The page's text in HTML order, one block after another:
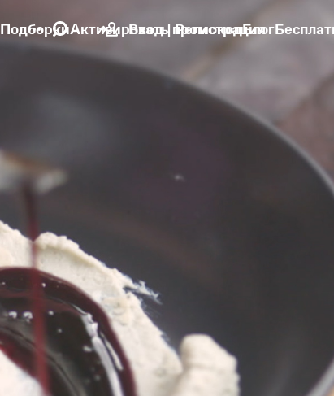
ПодборкиАктивировать промокодБлог
Вход | Регистрация